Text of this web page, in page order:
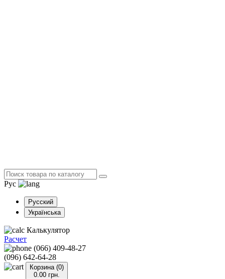
Рус
Русский
Українська
Калькулятор
Расчет
(066) 409-48-27
(096) 642-64-28
Корзина (0)
0.00 грн.